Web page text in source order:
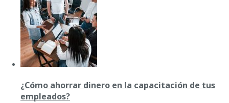
¿Cómo ahorrar dinero en la capacitación de tus
empleados?